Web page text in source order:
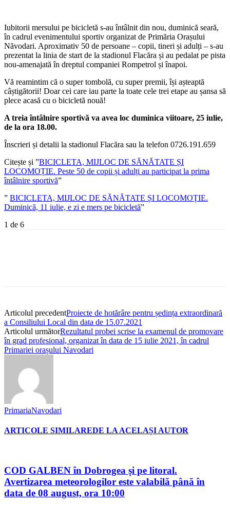
Iubitorii mersului pe bicicletă s-au întâlnit din nou, duminică seară,
în cadrul evenimentului sportiv organizat de Primăria Orașului
Năvodari. Aproximativ 50 de persoane – copii, tineri și adulți – s-au
prezentat la linia de start de la stadionul Flacăra și au pedalat pe pista
nou-amenajată în dreptul companiei Rompetrol și înapoi.
Vă reamintim că o super tombolă, cu super premii, își așteaptă
câștigătorii! Doar cei care iau parte la toate cele trei etape au șansa să
plece acasă cu o bicicletă nouă!
A treia întâlnire sportivă va avea loc duminica viitoare, 25 iulie,
de la ora 18.00.
Înscrieri și detalii la stadionul Flacăra sau la telefon 0726.191.659
Citește și ”BICICLETA, MIJLOC DE SĂNĂTATE ȘI
LOCOMOȚIE. Peste 50 de copii și adulți au participat la prima
întâlnire sportivă”
” BICICLETA, MIJLOC DE SĂNĂTATE ȘI LOCOMOȚIE.
Duminică, 11 iulie, e zi e mers pe bicicletă”
1 de 6
Articolul precedentProiecte de hotărâre pentru ședința extraordinară
a Consiliului Local din data de 15.07.2021
Articolul următorRezultatul probei scrise la examenul de promovare
în grad profesional, organizat în data de 15 iulie 2021, în cadrul
Primariei orașului Navodari
PrimariaNavodari
ARTICOLE SIMILAREDE LA ACELAȘI AUTOR
COD GALBEN în Dobrogea și pe litoral.
Avertizarea meteorologilor este valabilă până în
data de 08 august, ora 10:00